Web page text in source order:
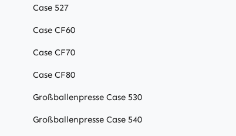
Case 527
Case CF60
Case CF70
Case CF80
Großballenpresse Case 530
Großballenpresse Case 540